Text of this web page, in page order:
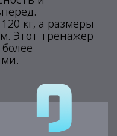
кг, а размеры
Этот тренажёр